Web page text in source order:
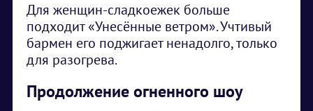
Для женщин-сладкоежек больше
подходит «Унесённые ветром». Учтивый
бармен его поджигает ненадолго, только
для разогрева.
Продолжение огненного шоу